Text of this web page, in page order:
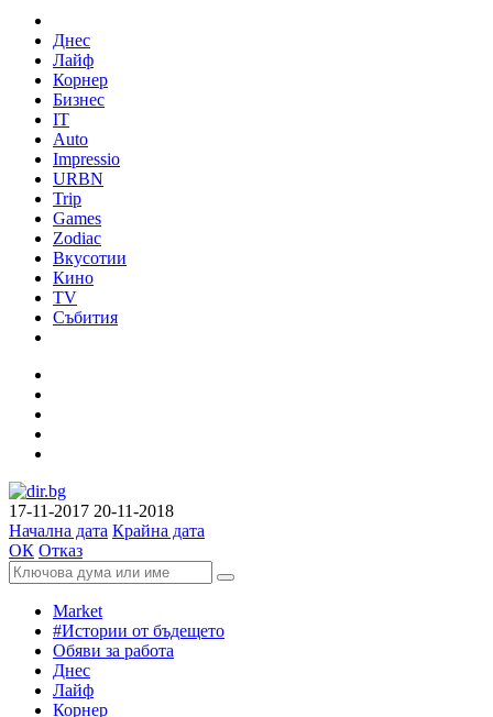
Днес
Лайф
Корнер
Бизнес
IT
Auto
Impressio
URBN
Trip
Games
Zodiac
Вкусотии
Кино
TV
Събития
17-11-2017 20-11-2018
Начална дата Крайна дата
ОК Отказ
Market
#Истории от бъдещето
Обяви за работа
Днес
Лайф
Корнер